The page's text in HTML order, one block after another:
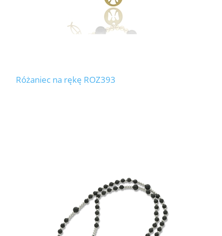
Różaniec na rękę ROZ393